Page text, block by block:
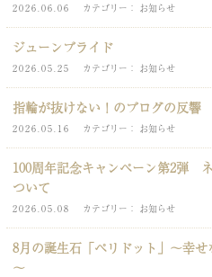
2026.06.06 カテゴリー お知らせ
ジューンブライド
2026.05.25 カテゴリー お知らせ
指輪が抜けない！のブログの反響
2026.05.16 カテゴリー お知らせ
100周年記念キャンペーン第2弾
ついて
2026.05.08 カテゴリー お知らせ
8月の誕生石「ペリドット」～幸
～